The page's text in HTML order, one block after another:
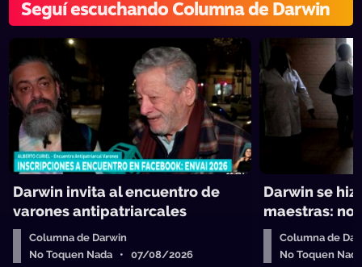
Seguí escuchando Columna de Darwin
Darwin invita al encuentro de
varones antipatriarcales
Columna de Darwin
No Toquen Nada • 07/08/2026
Darwin se
maestras: no
Columna de
No Toquen